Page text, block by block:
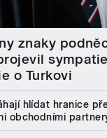
znaky
o Turkovi
hlídat hranice
obchodními